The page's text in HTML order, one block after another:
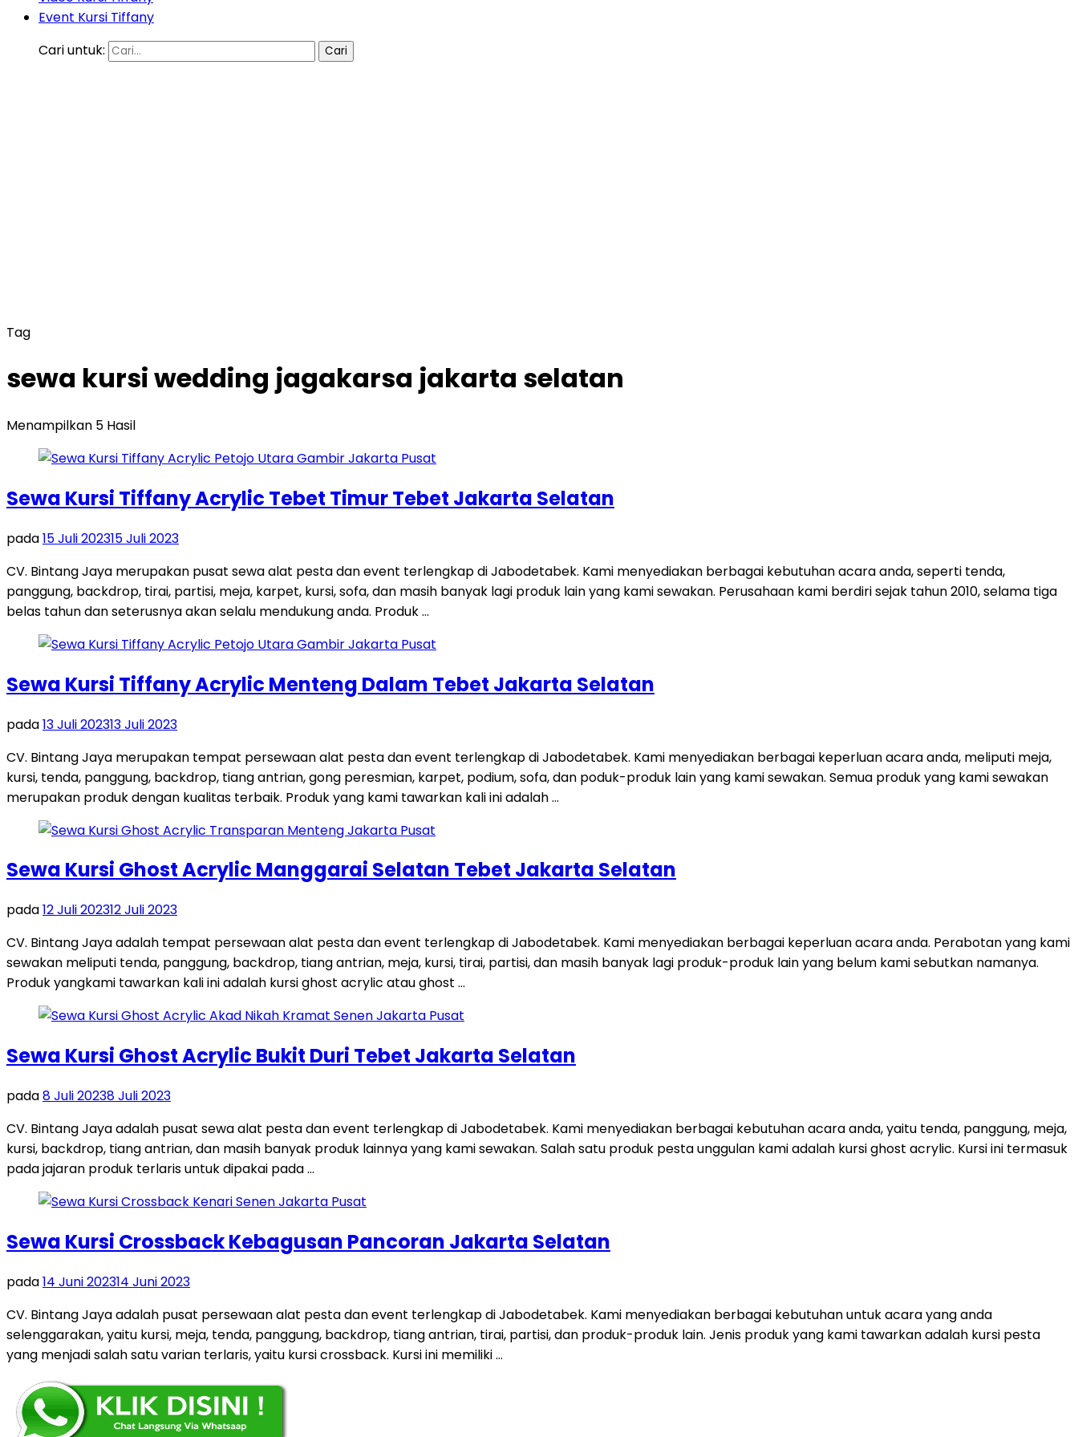
Event Kursi Tiffany
Cari untuk:
Tag
sewa kursi wedding jagakarsa jakarta selatan
Menampilkan 5 Hasil
Sewa Kursi Tiffany Acrylic Tebet Timur Tebet Jakarta Selatan
pada15 Juli 202315 Juli 2023
CV. Bintang Jaya merupakan pusat sewa alat pesta dan event terlengkap di Jabodetabek. Kami menyediakan berbagai kebutuhan acara anda, seperti tenda,
panggung, backdrop, tirai, partisi, meja, karpet, kursi, sofa, dan masih banyak lagi produk lain yang kami sewakan. Perusahaan kami berdiri sejak tahun 2010, selama tiga
belas tahun dan seterusnya akan selalu mendukung anda. Produk …
Sewa Kursi Tiffany Acrylic Menteng Dalam Tebet Jakarta Selatan
pada13 Juli 202313 Juli 2023
CV. Bintang Jaya merupakan tempat persewaan alat pesta dan event terlengkap di Jabodetabek. Kami menyediakan berbagai keperluan acara anda, meliputi meja,
kursi, tenda, panggung, backdrop, tiang antrian, gong peresmian, karpet, podium, sofa, dan poduk-produk lain yang kami sewakan. Semua produk yang kami sewakan
merupakan produk dengan kualitas terbaik. Produk yang kami tawarkan kali ini adalah …
Sewa Kursi Ghost Acrylic Manggarai Selatan Tebet Jakarta Selatan
pada12 Juli 202312 Juli 2023
CV. Bintang Jaya adalah tempat persewaan alat pesta dan event terlengkap di Jabodetabek. Kami menyediakan berbagai keperluan acara anda. Perabotan yang kami
sewakan meliputi tenda, panggung, backdrop, tiang antrian, meja, kursi, tirai, partisi, dan masih banyak lagi produk-produk lain yang belum kami sebutkan namanya.
Produk yangkami tawarkan kali ini adalah kursi ghost acrylic atau ghost …
Sewa Kursi Ghost Acrylic Bukit Duri Tebet Jakarta Selatan
pada8 Juli 20238 Juli 2023
CV. Bintang Jaya adalah pusat sewa alat pesta dan event terlengkap di Jabodetabek. Kami menyediakan berbagai kebutuhan acara anda, yaitu tenda, panggung, meja,
kursi, backdrop, tiang antrian, dan masih banyak produk lainnya yang kami sewakan. Salah satu produk pesta unggulan kami adalah kursi ghost acrylic. Kursi ini termasuk
pada jajaran produk terlaris untuk dipakai pada …
Sewa Kursi Crossback Kebagusan Pancoran Jakarta Selatan
pada14 Juni 202314 Juni 2023
CV. Bintang Jaya adalah pusat persewaan alat pesta dan event terlengkap di Jabodetabek. Kami menyediakan berbagai kebutuhan untuk acara yang anda
selenggarakan, yaitu kursi, meja, tenda, panggung, backdrop, tiang antrian, tirai, partisi, dan produk-produk lain. Jenis produk yang kami tawarkan adalah kursi pesta
yang menjadi salah satu varian terlaris, yaitu kursi crossback. Kursi ini memiliki …